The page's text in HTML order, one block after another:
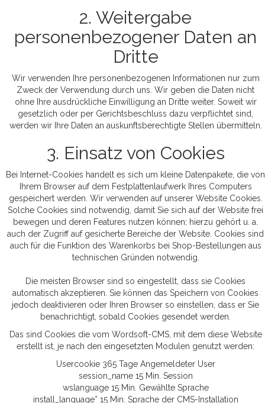
2. Weitergabe
personenbezogener Daten an
Dritte
Wir verwenden Ihre personenbezogenen Informationen nur zum
Zweck der Verwendung durch uns. Wir geben die Daten nicht
ohne Ihre ausdrückliche Einwilligung an Dritte weiter. Soweit wir
gesetzlich oder per Gerichtsbeschluss dazu verpflichtet sind,
werden wir Ihre Daten an auskunftsberechtigte Stellen übermitteln.
3. Einsatz von Cookies
Bei Internet-Cookies handelt es sich um kleine Datenpakete, die von
Ihrem Browser auf dem Festplattenlaufwerk Ihres Computers
gespeichert werden. Wir verwenden auf unserer Website Cookies.
Solche Cookies sind notwendig, damit Sie sich auf der Website frei
bewegen und deren Features nutzen können; hierzu gehört u. a.
auch der Zugriff auf gesicherte Bereiche der Website. Cookies sind
auch für die Funktion des Warenkorbs bei Shop-Bestellungen aus
technischen Gründen notwendig.
Die meisten Browser sind so eingestellt, dass sie Cookies
automatisch akzeptieren. Sie können das Speichern von Cookies
jedoch deaktivieren oder Ihren Browser so einstellen, dass er Sie
benachrichtigt, sobald Cookies gesendet werden.
Das sind Cookies die vom Wordsoft-CMS, mit dem diese Website
erstellt ist, je nach den eingesetzten Modulen genutzt werden:
Usercookie 365 Tage Angemeldeter User
session_name 15 Min. Session
wslanguage 15 Min. Gewählte Sprache
install_language* 15 Min. Sprache der CMS-Installation